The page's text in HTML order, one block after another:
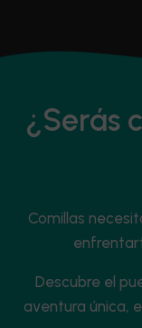
¿Serás
Comillas
Descubre el
aventura única,